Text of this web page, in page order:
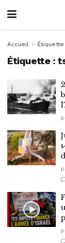
Accueil Étiquette
Étiquette :